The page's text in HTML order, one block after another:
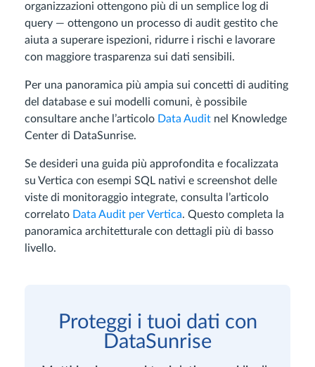
organizzazioni ottengono più di un semplice log di
query — ottengono un processo di audit gestito che
aiuta a superare ispezioni, ridurre i rischi e lavorare
con maggiore trasparenza sui dati sensibili.
Per una panoramica più ampia sui concetti di auditing
del database e sui modelli comuni, è possibile
consultare anche l’articolo Data Audit nel Knowledge
Center di DataSunrise.
Se desideri una guida più approfondita e focalizzata
su Vertica con esempi SQL nativi e screenshot delle
viste di monitoraggio integrate, consulta l’articolo
correlato Data Audit per Vertica. Questo completa la
panoramica architetturale con dettagli più di basso
livello.
Proteggi i tuoi dati con
DataSunrise